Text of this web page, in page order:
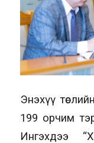
Энэхүү
199 орчим
Ингэхдээ